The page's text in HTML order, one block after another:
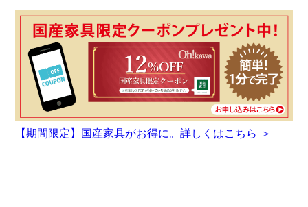
【期間限定】国産家具がお得に。詳しくはこちら ＞